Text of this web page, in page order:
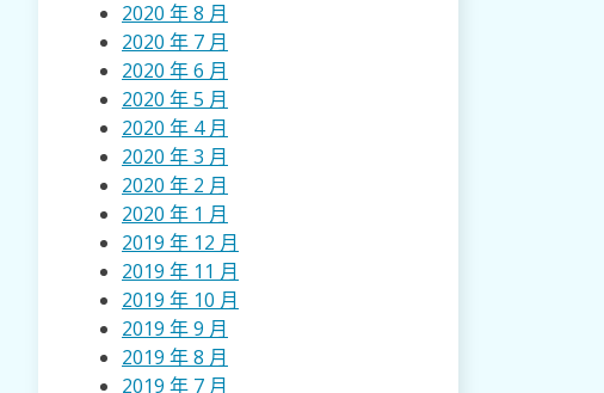
2020 年 8 月
2020 年 7 月
2020 年 6 月
2020 年 5 月
2020 年 4 月
2020 年 3 月
2020 年 2 月
2020 年 1 月
2019 年 12 月
2019 年 11 月
2019 年 10 月
2019 年 9 月
2019 年 8 月
2019 年 7 月